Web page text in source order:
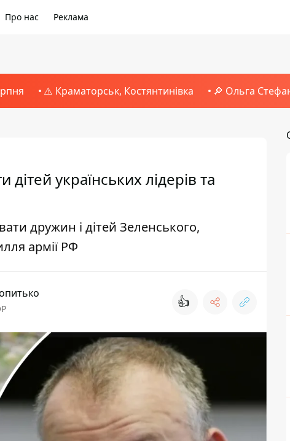
Про нас Реклама
⚠️ Краматорськ, Костянтинівка 🔎 Ольга
українських лідерів та
дружин і дітей Зеленського,
армії РФ
👍